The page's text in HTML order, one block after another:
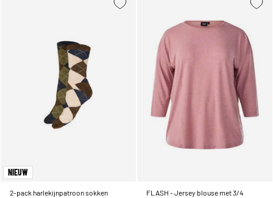
NIEUW
2-pack harlekijnpatroon sokken
FLASH - Jersey blouse met 3/4